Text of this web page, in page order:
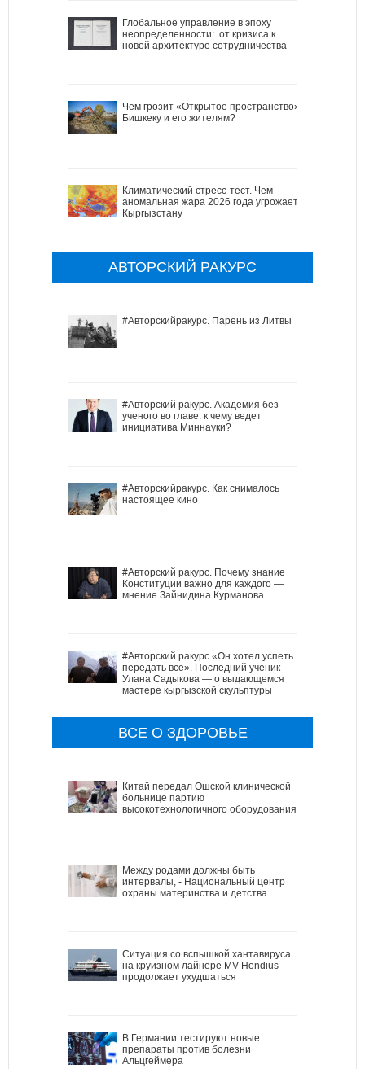
Глобальное управление в эпоху
неопределенности: от кризиса к
новой архитектуре сотрудничества
Чем грозит «Открытое пространство»
Бишкеку и его жителям?
Климатический стресс-тест. Чем
аномальная жара 2026 года угрожает
Кыргызстану
АВТОРСКИЙ РАКУРС
#Авторскийракурс. Парень из Литвы
#Авторский ракурс. Академия без
ученого во главе: к чему ведет
инициатива Миннауки?
#Авторскийракурс. Как снималось
настоящее кино
#Авторский ракурс. Почему знание
Конституции важно для каждого —
мнение Зайнидина Курманова
#Авторский ракурс.«Он хотел успеть
передать всё». Последний ученик
Улана Садыкова — о выдающемся
мастере кыргызской скульптуры
ВСЕ О ЗДОРОВЬЕ
Китай передал Ошской клинической
больнице партию
высокотехнологичного оборудования
Между родами должны быть
интервалы, - Национальный центр
охраны материнства и детства
Ситуация со вспышкой хантавируса
на круизном лайнере MV Hondius
продолжает ухудшаться
В Германии тестируют новые
препараты против болезни
Альцгеймера